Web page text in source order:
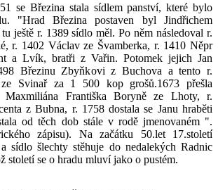
se Březina stala sídlem panství, které bylo
"Hrad Březina postaven byl Jindřichem
ještě r. 1389 sídlo měl. Po něm následoval r.
r. 1402 Václav ze Švamberka, r. 1410 Něpr
a Lvík, bratři z Vařin. Potomek jejich Jan
Březinu Zbyňkovi z Buchova a tento r.
Svinař za 1 500 kop grošů.1673 přešla
Františka Boryně ze Lhoty, r.
z Bubna, r. 1758 dostala se Janu hraběti
od těch dob stále v rodě jmenovaném ".
zápisu). Na začátku 50.let 17.století
sídlo šlechty stěhuje do nedalekých Radnic
století se o hradu mluví jako o pustém.